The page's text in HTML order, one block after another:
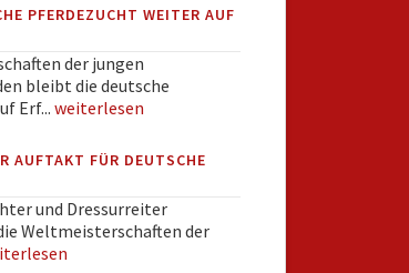
PFERDEZUCHT WEITER AUF
der jungen
bleibt die deutsche
Erf...weiterlesen
AUFTAKT FÜR DEUTSCHE
und Dressurreiter
Weltmeisterschaften der